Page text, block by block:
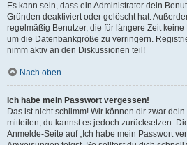
Es kann sein, dass ein Administrator dein
Gründen deaktiviert oder gelöscht hat.
regelmäßig Benutzer, die für längere Zeit
um die Datenbankgröße zu verringern.
nimm aktiv an den Diskussionen teil!
Nach oben
Ich habe mein Passwort vergessen!
Das ist nicht schlimm! Wir können dir zwar
mitteilen, du kannst es jedoch zurücksetzen.
Anmelde-Seite auf „Ich habe mein Passwort